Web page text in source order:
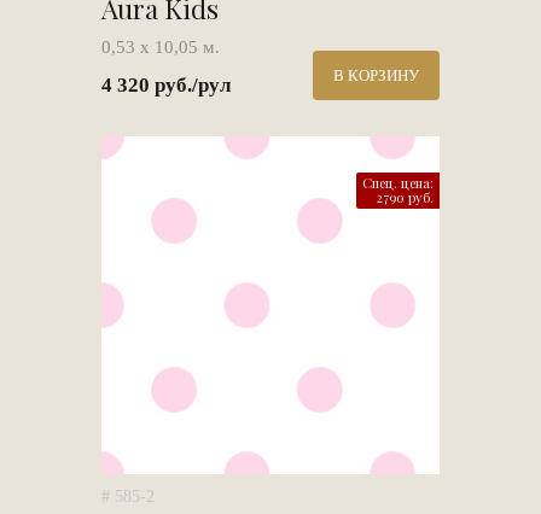
Aura Kids
0,53 х 10,05 м.
4 320 руб./рул В КОРЗИНУ
Спец. цена:
2790 руб.
# 585-2